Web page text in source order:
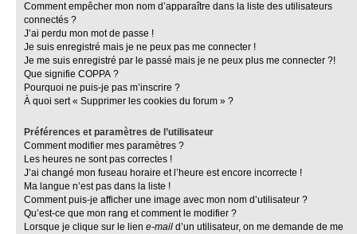
Comment empêcher mon nom d’apparaître dans la liste des utilisateurs
connectés ?
J’ai perdu mon mot de passe !
Je suis enregistré mais je ne peux pas me connecter !
Je me suis enregistré par le passé mais je ne peux plus me connecter ?!
Que signifie COPPA ?
Pourquoi ne puis-je pas m’inscrire ?
À quoi sert « Supprimer les cookies du forum » ?
Préférences et paramètres de l’utilisateur
Comment modifier mes paramètres ?
Les heures ne sont pas correctes !
J’ai changé mon fuseau horaire et l’heure est encore incorrecte !
Ma langue n’est pas dans la liste !
Comment puis-je afficher une image avec mon nom d’utilisateur ?
Qu’est-ce que mon rang et comment le modifier ?
Lorsque je clique sur le lien e-mail d’un utilisateur, on me demande de me